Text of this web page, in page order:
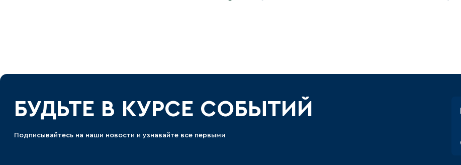
БУДЬТЕ В КУРСЕ СОБЫТИЙ
Подписывайтесь на наши новости и узнавайте все первыми